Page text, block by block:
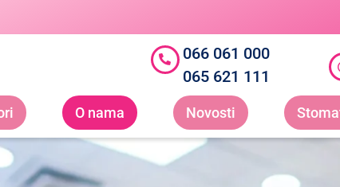
066 061 000
065 621 111
O nama Novosti